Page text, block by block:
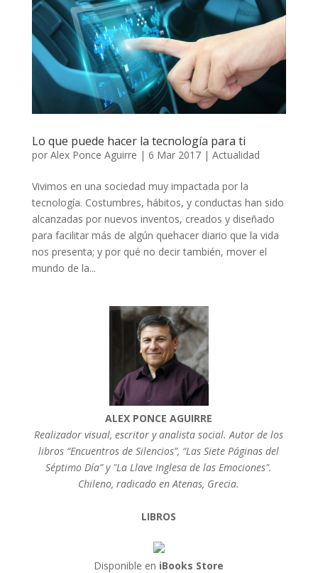
Lo que puede hacer la tecnología para ti
por Alex Ponce Aguirre | 6 Mar 2017| Actualidad
Vivimos en una sociedad muy impactada por la
tecnología. Costumbres, hábitos, y conductas han sido
alcanzadas por nuevos inventos, creados y diseñado
para facilitar más de algún quehacer diario que la vida
nos presenta; y por qué no decir también, mover el
mundo de la...
ALEX PONCE AGUIRRE
Realizador visual, escritor y analista social. Autor de los
libros “Encuentros de Silencios”, “Las Siete Páginas del
Séptimo Día” y "La Llave Inglesa de las Emociones".
Chileno, radicado en Atenas, Grecia.
LIBROS
Disponible en iBooks Store